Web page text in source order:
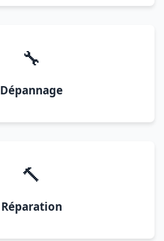
🔧
Dépannage
🔨
Réparation